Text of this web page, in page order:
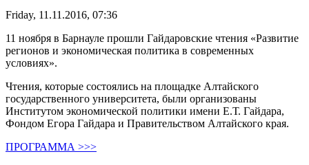
Friday, 11.11.2016, 07:36
11 ноября в Барнауле прошли Гайдаровские чтения «Развитие
регионов и экономическая политика в современных
условиях».
Чтения, которые состоялись на площадке Алтайского
государственного университета, были организованы
Институтом экономической политики имени Е.Т. Гайдара,
Фондом Егора Гайдара и Правительством Алтайского края.
ПРОГРАММА >>>